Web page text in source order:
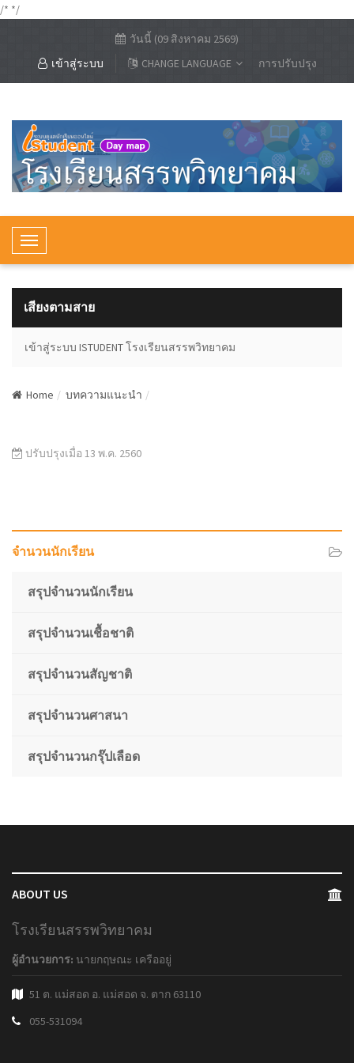
/* */
วันนี้ (09 สิงหาคม 2569)
เข้าสู่ระบบ
CHANGE LANGUAGE การปรับปรุง
T
o
g
e
v
a
n
เสียงตามสาย
บเข้าสู่ระบบ ISTUDENT โรงเรียนสรรพวิทยาคม
Home บทความแนะนำ
ปรับปรุงเมื่อ 13 พ.ค. 2560
จำนวนนักเรียน
สรุปจำนวนนักเรียน
สรุปจำนวนเชื้อชาติ
สรุปจำนวนสัญชาติ
สรุปจำนวนศาสนา
สรุปจำนวนกรุ๊ปเลือด
ABOUT US
โรงเรียนสรรพวิทยาคม
ผู้อำนวยการ: นายกฤษณะ เครืออยู่
51 ต. แม่สอด อ. แม่สอด จ. ตาก 63110
055-531094